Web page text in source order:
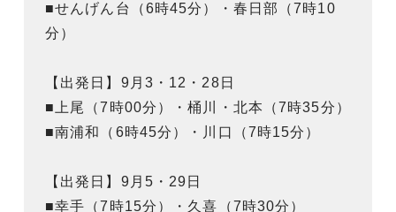
■せんげん台（6時45分）・春日部（7時10
分）
【出発日】9月3・12・28日
■上尾（7時00分）・桶川・北本（7時35分）
■南浦和（6時45分）・川口（7時15分）
【出発日】9月5・29日
■幸手（7時15分）・久喜（7時30分）